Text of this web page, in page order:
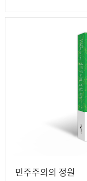
민주주의의 정원